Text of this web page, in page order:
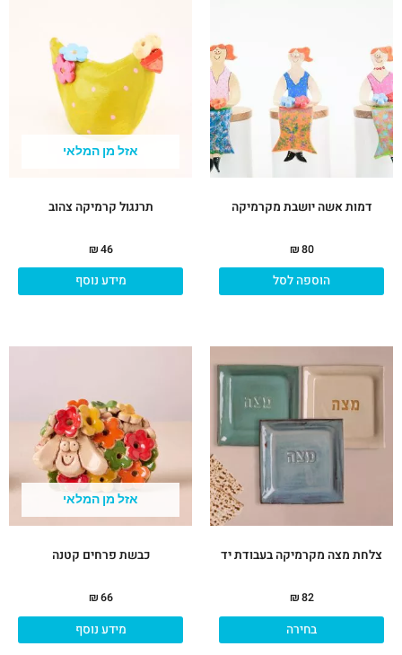
דמות אשה יושבת מקרמיקה
₪80
הוספה לסל
אזל מן המלאי
תרנגול קרמיקה צהוב
₪46
מידע נוסף
צלחת מצה מקרמיקה בעבודת יד
₪82
בחירה
זה
ניתן
לבחור
את
האפשרויות
אזל מן המלאי
כבשת פרחים קטנה
₪66
מידע נוסף